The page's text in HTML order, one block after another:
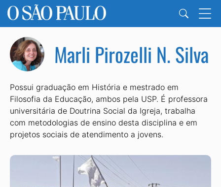
Marli Pirozelli N. Silva
Possui graduação em História e mestrado em
Filosofia da Educação, ambos pela USP. É professora
universitária de Doutrina Social da Igreja, trabalha
com metodologias de ensino desta disciplina e em
projetos sociais de atendimento a jovens.